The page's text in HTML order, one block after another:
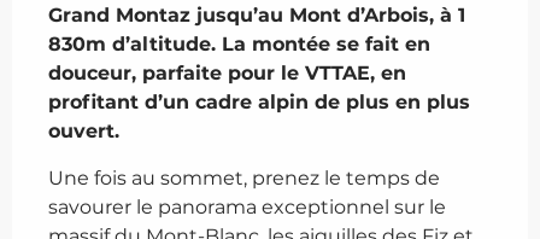
Grand Montaz jusqu’au Mont d’Arbois, à 1
830m d’altitude. La montée se fait en
douceur, parfaite pour le VTTAE, en
profitant d’un cadre alpin de plus en plus
ouvert.
Une fois au sommet, prenez le temps de
savourer le panorama exceptionnel sur le